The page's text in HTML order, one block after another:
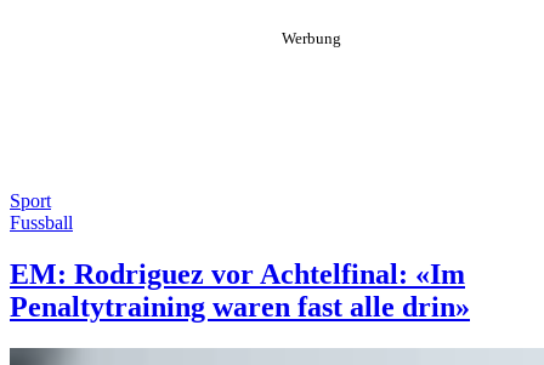
Sport
Fussball
EM: Rodriguez vor Achtelfinal: «Im
Penaltytraining waren fast alle drin»